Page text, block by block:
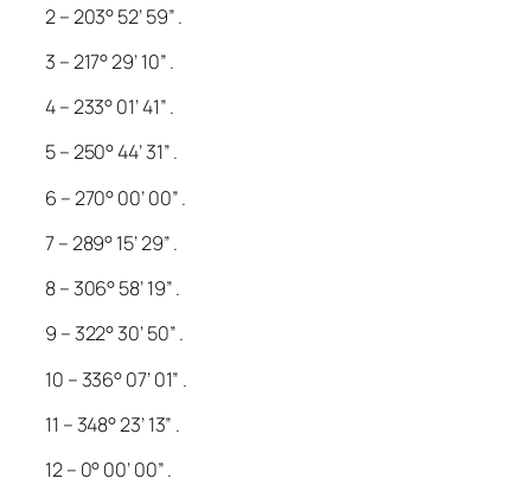
2 – 203° 52’ 59” .
3 – 217° 29’ 10” .
4 – 233° 01’ 41” .
5 – 250° 44’ 31” .
6 – 270° 00’ 00” .
7 – 289° 15’ 29” .
8 – 306° 58’ 19” .
9 – 322° 30’ 50” .
10 – 336° 07’ 01” .
11 – 348° 23’ 13” .
12 – 0° 00’ 00” .